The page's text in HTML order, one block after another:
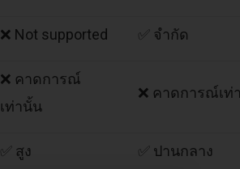
❌ Not supported ✅ จำกัด
❌ คาดการณ์
เท่านั้น
❌ คาดการณ์เท่
✅ สูง ✅ ปานกลาง